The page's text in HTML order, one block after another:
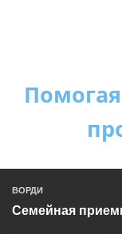
ВОРДИ
Семейная